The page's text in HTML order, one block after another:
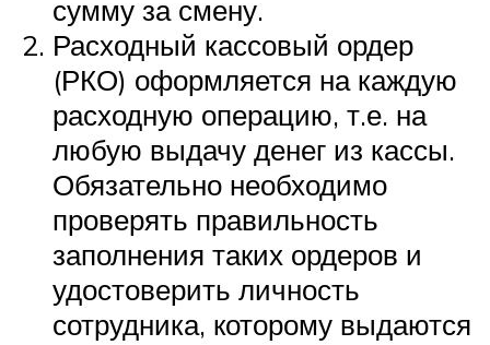
сумму за смену.
Расходный кассовый ордер
(РКО) оформляется на каждую
расходную операцию, т.е. на
любую выдачу денег из кассы.
Обязательно необходимо
проверять правильность
заполнения таких ордеров и
удостоверить личность
сотрудника, которому выдаются